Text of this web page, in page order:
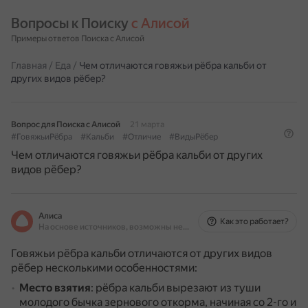
Вопросы к Поиску с Алисой
Примеры ответов Поиска с Алисой
Главная / Еда / Чем отличаются говяжьи рёбра кальби от
других видов рёбер?
Вопрос для Поиска с Алисой
21 марта
#ГовяжьиРёбра
#Кальби #Отличие #ВидыРёбер
Чем отличаются говяжьи рёбра кальби от других
видов рёбер?
Алиса
На основе источников, возможны неточности
Как это работает?
Говяжьи рёбра кальби отличаются от других видов
рёбер несколькими особенностями:
Место взятия: рёбра кальби вырезают из туши
молодого бычка зернового откорма, начиная со 2-го и